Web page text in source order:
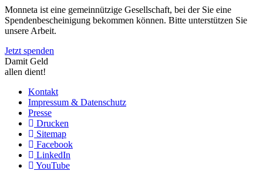
Monneta ist eine gemeinnützige Gesellschaft, bei der Sie eine
Spendenbescheinigung bekommen können. Bitte unterstützen Sie
unsere Arbeit.
Jetzt spenden
Damit Geld
allen dient!
Kontakt
Impressum & Datenschutz
Presse
Drucken
Sitemap
Facebook
LinkedIn
YouTube